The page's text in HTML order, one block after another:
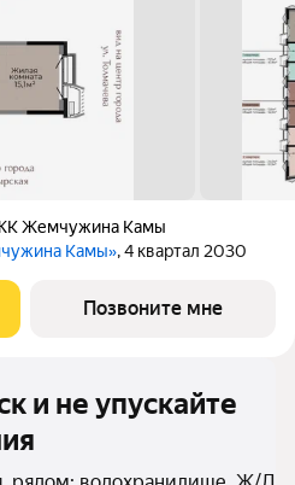
Жемчужина Камы
Камы», 4 квартал 2030
Позвоните мне
и не упускайте